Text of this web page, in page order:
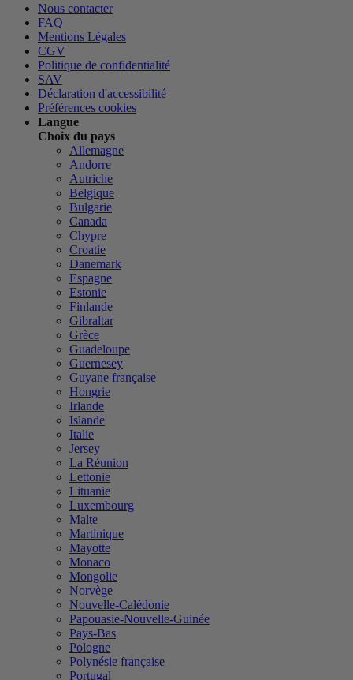
Nous contacter
FAQ
Mentions Légales
CGV
Politique de confidentialité
SAV
Déclaration d'accessibilité
Préférences cookies
Langue
Choix du pays
Allemagne
Andorre
Autriche
Belgique
Bulgarie
Canada
Chypre
Croatie
Danemark
Espagne
Estonie
Finlande
Gibraltar
Grèce
Guadeloupe
Guernesey
Guyane française
Hongrie
Irlande
Islande
Italie
Jersey
La Réunion
Lettonie
Lituanie
Luxembourg
Malte
Martinique
Mayotte
Monaco
Mongolie
Norvège
Nouvelle-Calédonie
Papouasie-Nouvelle-Guinée
Pays-Bas
Pologne
Polynésie française
Portugal